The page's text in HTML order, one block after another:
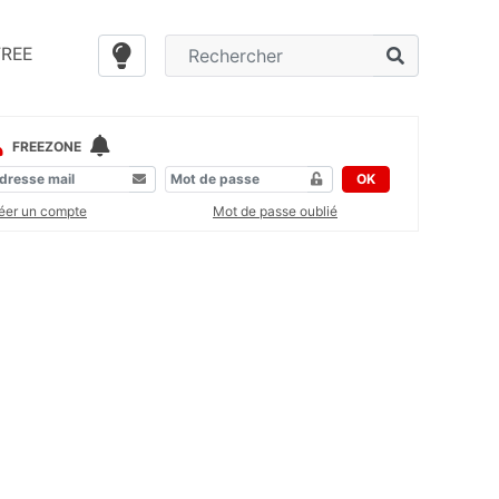
FREEZONE
OK
un compte
Mot de passe oublié